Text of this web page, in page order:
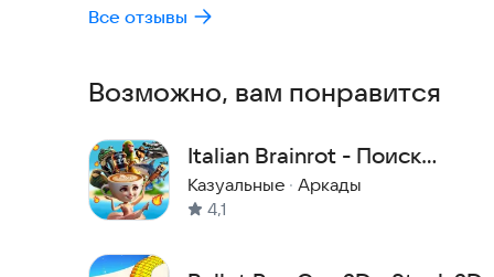
Все отзывы
Возможно, вам понравится
Italian Brainrot - Поиск
Мемов 3D
Казуальные · Аркады
4,1